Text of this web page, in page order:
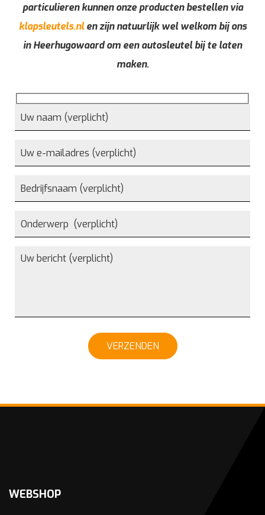
particulieren kunnen onze producten bestellen via
klapsleutels.nlen zijn natuurlijk wel welkom bij ons
in Heerhugowaard om een autosleutel bij te laten
maken.
VERZENDEN
WEBSHOP